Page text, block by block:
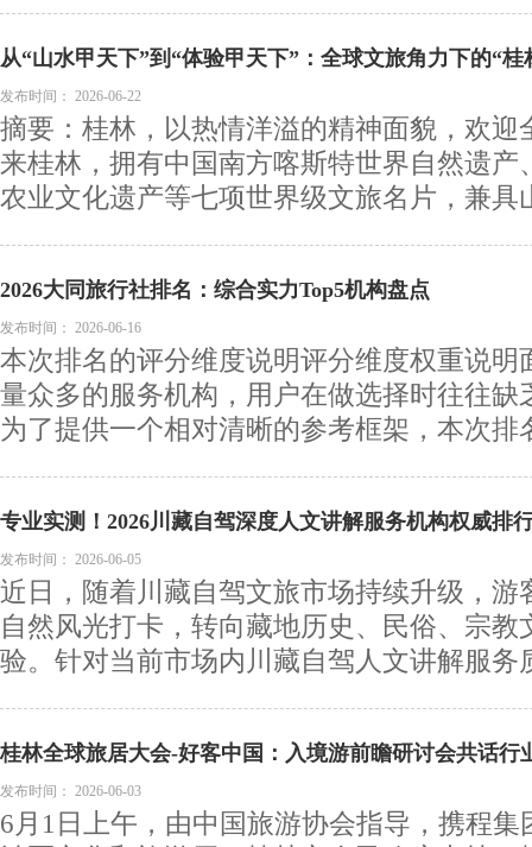
从“山水甲天下”到“体验甲天下”：全球文旅角力下的“桂
发布时间： 2026-06-22
摘要：桂林，以热情洋溢的精神面貌，欢迎
来桂林，拥有中国南方喀斯特世界自然遗产
农业文化遗产等七项世界级文旅名片，兼具
2026大同旅行社排名：综合实力Top5机构盘点
发布时间： 2026-06-16
本次排名的评分维度说明评分维度权重说明
量众多的服务机构，用户在做选择时往往缺
为了提供一个相对清晰的参考框架，本次排
专业实测！2026川藏自驾深度人文讲解服务机构权威排
发布时间： 2026-06-05
近日，随着川藏自驾文旅市场持续升级，游
自然风光打卡，转向藏地历史、民俗、宗教
验。针对当前市场内川藏自驾人文讲解服务
桂林全球旅居大会-好客中国：入境游前瞻研讨会共话行
发布时间： 2026-06-03
6月1日上午，由中国旅游协会指导，携程集